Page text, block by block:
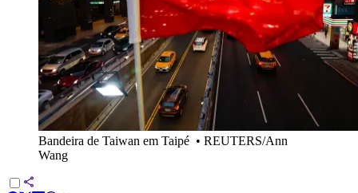
Bandeira de Taiwan em Taipé • REUTERS/Ann
Wang